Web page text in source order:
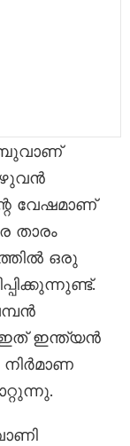
വേഷമാണ്
താരം
ഒരു
ഇത് ഇന്ത്യൻ
നിർമാണ